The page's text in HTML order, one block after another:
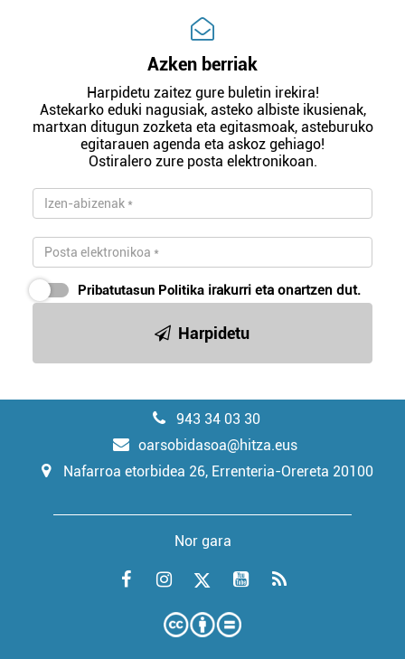
Azken berriak
Harpidetu zaitez gure buletin irekira!
Astekarko eduki nagusiak, asteko albiste ikusienak,
martxan ditugun zozketa eta egitasmoak, asteburuko
egitarauen agenda eta askoz gehiago!
Ostiralero zure posta elektronikoan.
Pribatutasun Politika irakurri eta onartzen dut.
Harpidetu
943 34 03 30
oarsobidasoa@hitza.eus
Nafarroa etorbidea 26, Errenteria-Orereta 20100
Nor gara